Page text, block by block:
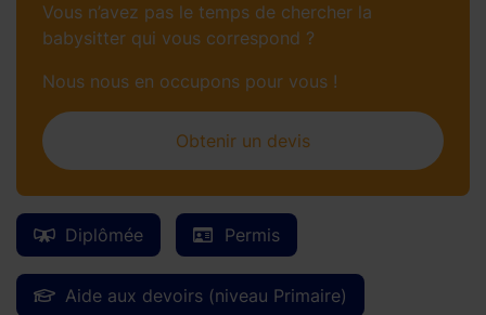
Diplômée Permis
Aide aux devoirs (niveau Primaire)
Vous n’avez pas le temps de chercher la
babysitter qui vous correspond ?
Nous nous en occupons pour vous !
Obtenir un devis